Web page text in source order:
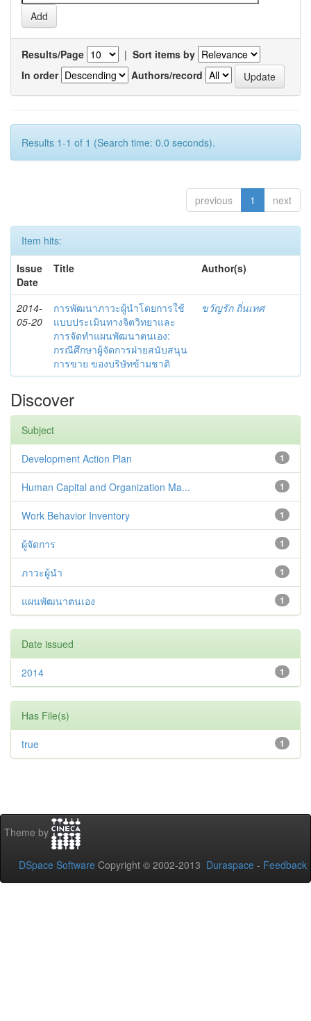
Results/Page | Sort items by
In order
Authors/record
Results 1-1 of 1 (Search time: 0.0 seconds).
previous 1 next
Item hits:
Issue
Date
Title Author(s)
2014-
05-20
การพัฒนาภาวะผู้นำโดยการใช้
แบบประเมินทางจิตวิทยาและ
การจัดทำแผนพัฒนาตนเอง:
กรณีศึกษาผู้จัดการฝ่ายสนับสนุน
การขาย ของบริษัทข้ามชาติ
ขวัญรัก ถิ่นเทศ
Discover
Subject
1
Development Action Plan
1
Human Capital and Organization Ma...
1
Work Behavior Inventory
1
ผู้จัดการ
1
ภาวะผู้นำ
1
แผนพัฒนาตนเอง
Date issued
1
2014
Has File(s)
1
true
Theme by
DSpace Software Copyright © 2002-2013 Duraspace - Feedback